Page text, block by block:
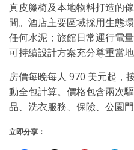
真皮籐椅及本地物料打造的
間。酒店主要區域採用生態
任何水泥；旅館日常運行電
可持續設計方案充分尊重當
房價每晚每人 970 美元起，
動全包計算。價格包含兩次
品、洗衣服務、保險、公園門
立即分享：